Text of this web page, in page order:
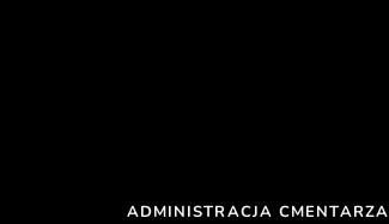
ADMINISTRACJA CMENTARZA